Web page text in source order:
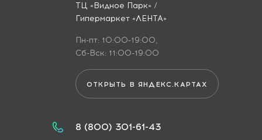
ТЦ «Видное Парк» /
Гипермаркет «ЛЕНТА»
Пн-пт: 10:00-19:00,
Сб-Вск: 11:00-19:00
ОТКРЫТЬ В ЯНДЕКС.КАРТАХ
8 (800) 301-61-43